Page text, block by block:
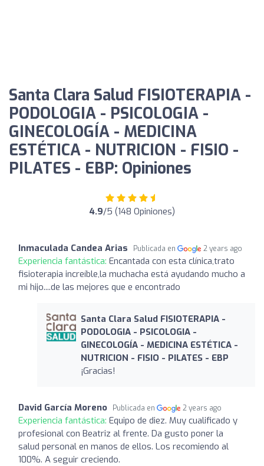
Santa Clara Salud FISIOTERAPIA -
PODOLOGIA - PSICOLOGIA -
GINECOLOGÍA - MEDICINA
ESTÉTICA - NUTRICION - FISIO -
PILATES - EBP: Opiniones
4.9/5 (148 Opiniones)
Inmaculada Candea Arias Publicada en 2 years ago
Experiencia fantástica: Encantada con esta clínica,trato
fisioterapia increíble,la muchacha está ayudando mucho a
mi hijo....de las mejores que e encontrado
Santa Clara Salud FISIOTERAPIA -
PODOLOGIA - PSICOLOGIA -
GINECOLOGÍA - MEDICINA ESTÉTICA -
NUTRICION - FISIO - PILATES - EBP
¡Gracias!
David García Moreno Publicada en 2 years ago
Experiencia fantástica: Equipo de diez. Muy cualificado y
profesional con Beatriz al frente. Da gusto poner la
salud personal en manos de ellos. Los recomiendo al
100%. A seguir creciendo.